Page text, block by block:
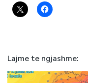
Lajme te ngjashme